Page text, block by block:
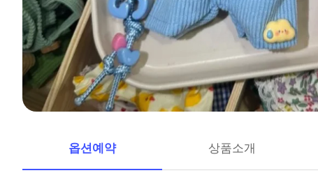
옵션예약 상품소개